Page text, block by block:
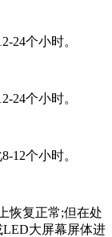
个小时。
个小时。
个小时。
复正常;但在处
大屏幕屏体进